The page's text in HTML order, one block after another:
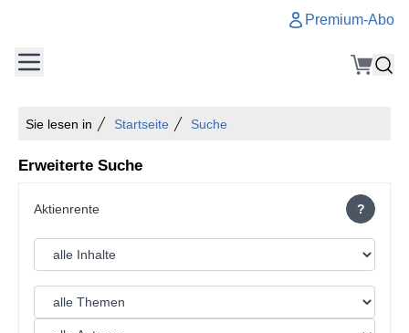
Premium-Abo
Sie lesen in Startseite Suche
Erweiterte Suche
?